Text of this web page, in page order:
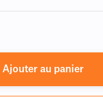
Ajouter au panier